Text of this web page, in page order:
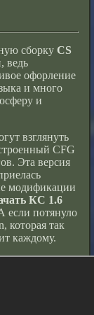
сборкуCS
ведь
офорление
и много
и
взглянуть
CFG
Эта версия
модификации
КС 1.6
если потянуло
, которая так
каждому.